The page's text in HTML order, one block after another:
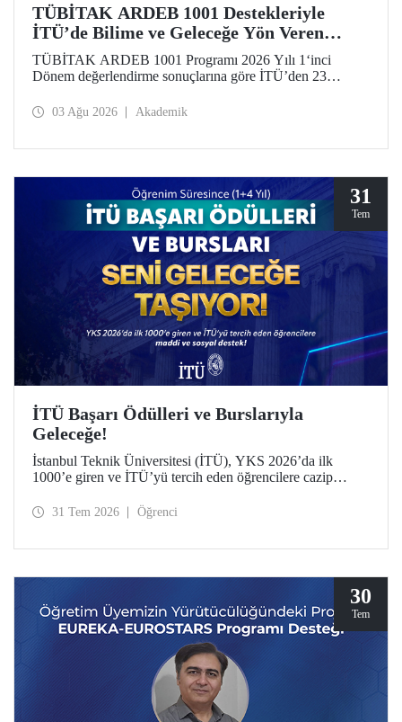
TÜBİTAK ARDEB 1001 Destekleriyle
İTÜ’de Bilime ve Geleceğe Yön Veren
Başarı
TÜBİTAK ARDEB 1001 Programı 2026 Yılı 1‘inci
Dönem değerlendirme sonuçlarına göre İTÜ’den 23
03 Ağu 2026 Akademik
31
Tem
İTÜ Başarı Ödülleri ve Burslarıyla
Geleceğe!
İstanbul Teknik Üniversitesi (İTÜ), YKS 2026’da ilk
1000’e giren ve İTÜ’yü tercih eden öğrencilere cazip
31 Tem 2026 Öğrenci
30
Tem